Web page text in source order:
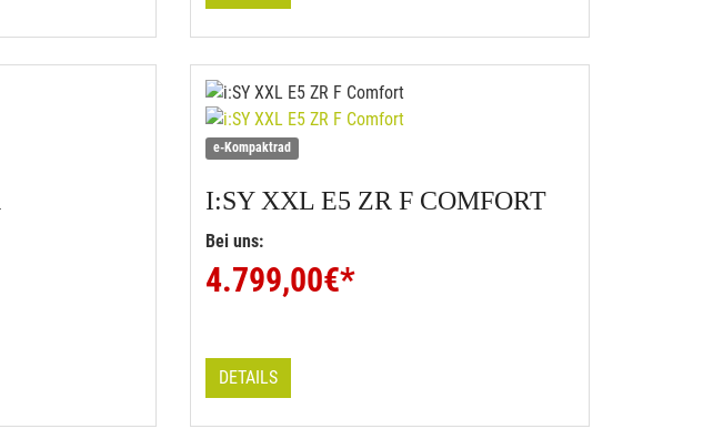
e-Kompaktrad
I:SYXXL E5 ZR F COMFORT
Bei uns:
4.799,00€*
DETAILS